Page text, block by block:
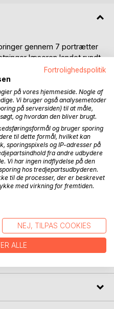
gennem 7 portrætter
læseren landet rundt
sin gryende vår og til i dag,
afløst af store koncerner.
og mange kæmpede
fungere, og bogen
forskellige indfaldsvinkler
fremsynet, idérigt og
implicit fortællingen om
til højteknologisk
kom rutebilen
storslåede værk Dansk
Fortrolighedspolitik
på vores hjemmeside. Nogle af
Vi bruger også analysemetoder
på serversiden) til at måle,
og hvordan den bliver brugt.
og bruger sporing
til dette formål, hvilket kan
sporingspixels og IP-adresser på
fra andre udbydere
Vi har ingen indflydelse på den
hos tredjepartsudbyderen.
til de processer, der er beskrevet
med virkning for fremtiden.
NEJ, TILPAS COOKIES
ALLE